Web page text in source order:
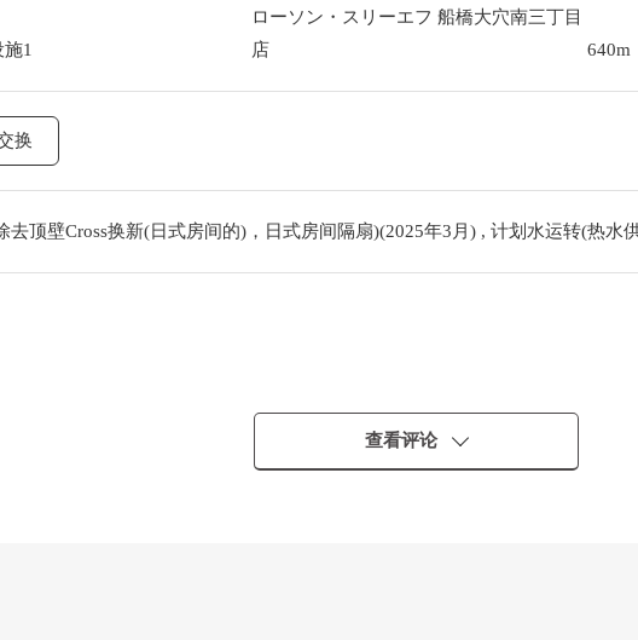
1
ローソン・スリーエフ 船橋大穴南三丁目
店
640m
换
去顶壁Cross换新(日式房间的)，日式房间隔扇)(2025年3月) , 计划水运转(热水
查看评论